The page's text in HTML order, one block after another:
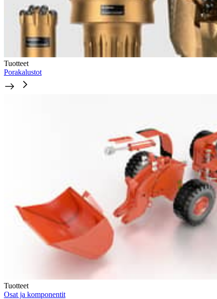
Tuotteet
Porakalustot
Tuotteet
Osat ja komponentit